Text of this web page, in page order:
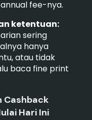
fee-nya.
ketentuan:
sering
hanya
atau tidak
baca fine print
Cashback
Hari Ini